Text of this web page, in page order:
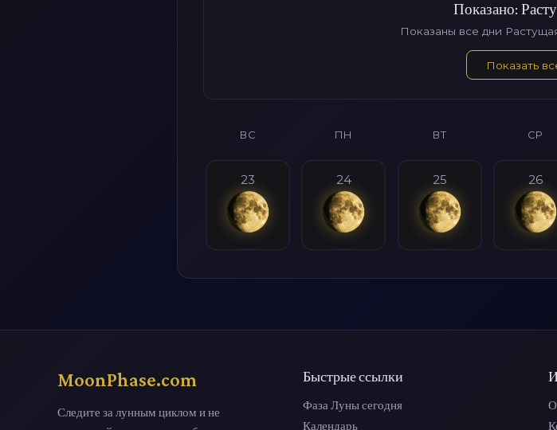
Показано:
Показаны все дни
Показать
ВС ПН ВТ СР
23 24 25 26
MoonPhase.com
Следите за лунным циклом и не
Быстрые ссылки
Фаза Луны сегодня
Календарь
О